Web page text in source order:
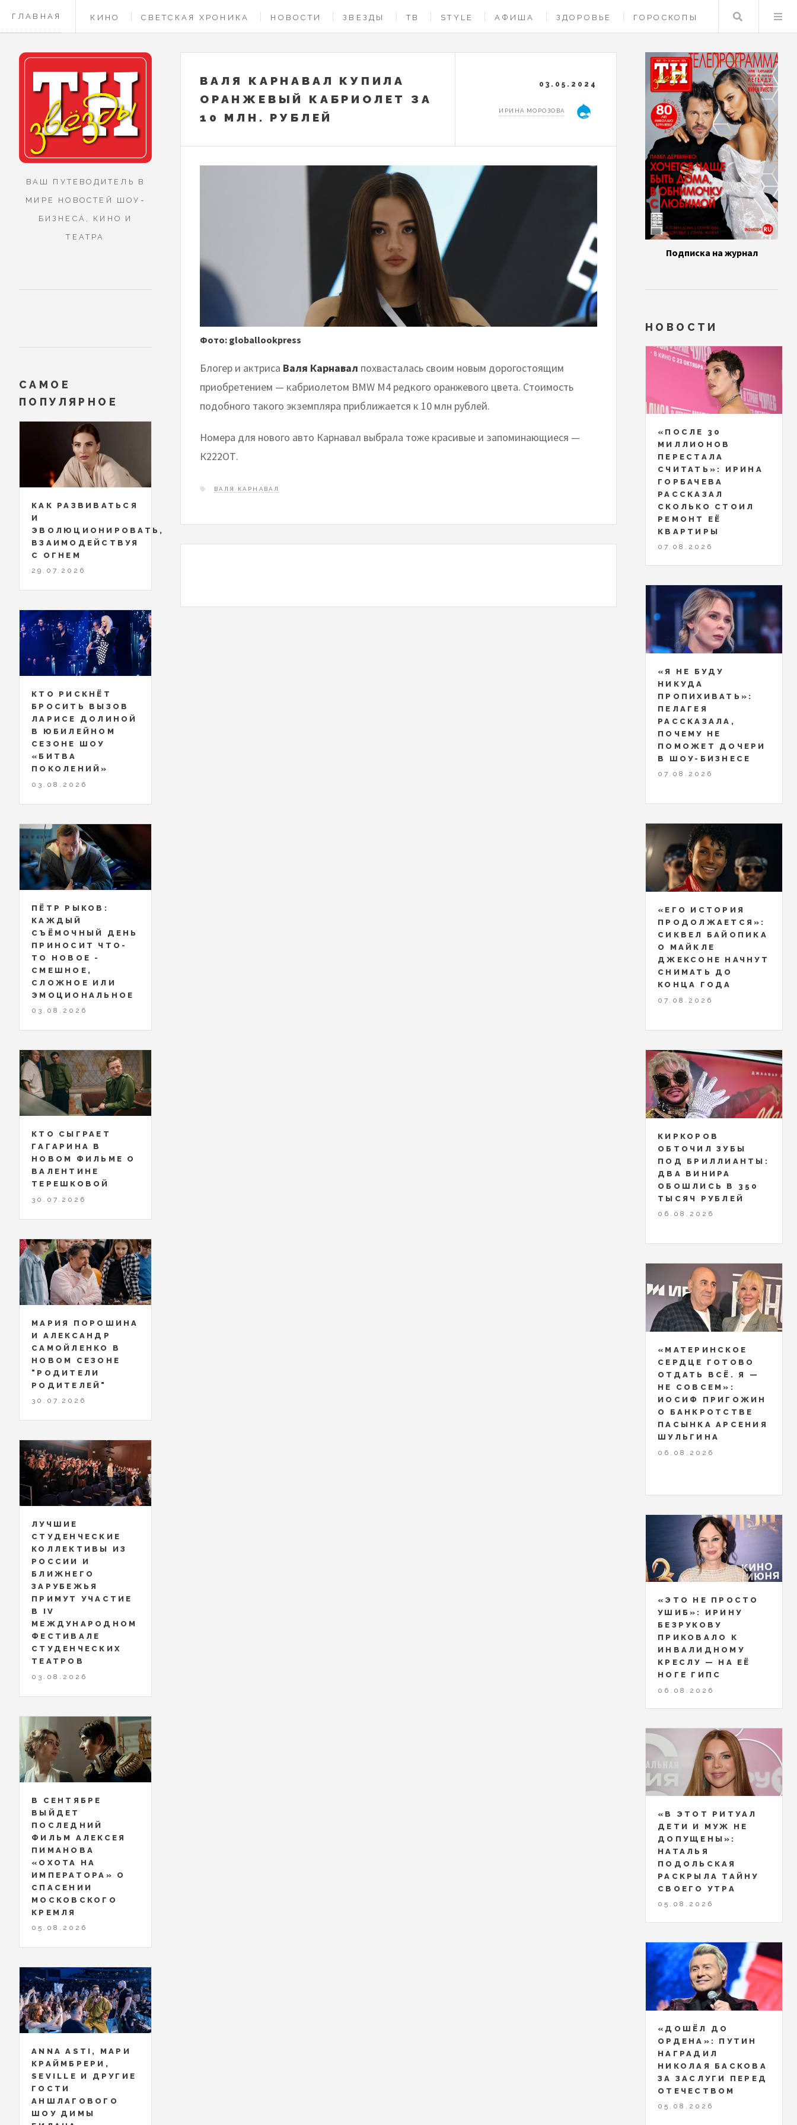
ГЛАВНАЯ КИНО СВЕТСКАЯ ХРОНИКА НОВОСТИ ЗВЕЗДЫ ТВ STYLE АФИША ЗДОРОВЬЕ ГОРОСКОПЫ
КОНТАКТЫ
Поиск
ВАЛЯ КАРНАВАЛ КУПИЛА
ОРАНЖЕВЫЙ КАБРИОЛЕТ ЗА
10 МЛН. РУБЛЕЙ
03.05.2024
ИРИНА МОРОЗОВА
Фото: globallookpress
Блогер и актриса Валя Карнавал похвасталась своим новым дорогостоящим
приобретением — кабриолетом BMW M4 редкого оранжевого цвета. Стоимость
подобного такого экземпляра приближается к 10 млн рублей.
Номера для нового авто Карнавал выбрала тоже красивые и запоминающиеся —
К222ОТ.
ВАЛЯ КАРНАВАЛ
ВАШ ПУТЕВОДИТЕЛЬ В
МИРЕ НОВОСТЕЙ ШОУ-
БИЗНЕСА, КИНО И
ТЕАТРА
САМОЕ
ПОПУЛЯРНОЕ
КАК РАЗВИВАТЬСЯ
И
ЭВОЛЮЦИОНИРОВАТЬ,
ВЗАИМОДЕЙСТВУЯ
С ОГНЕМ
29.07.2026
КТО РИСКНЁТ
БРОСИТЬ ВЫЗОВ
ЛАРИСЕ ДОЛИНОЙ
В ЮБИЛЕЙНОМ
СЕЗОНЕ ШОУ
«БИТВА
ПОКОЛЕНИЙ»
03.08.2026
ПЁТР РЫКОВ:
КАЖДЫЙ
СЪЁМОЧНЫЙ ДЕНЬ
ПРИНОСИТ ЧТО-
ТО НОВОЕ -
СМЕШНОЕ,
СЛОЖНОЕ ИЛИ
ЭМОЦИОНАЛЬНОЕ
03.08.2026
КТО СЫГРАЕТ
ГАГАРИНА В
НОВОМ ФИЛЬМЕ О
ВАЛЕНТИНЕ
ТЕРЕШКОВОЙ
30.07.2026
МАРИЯ ПОРОШИНА
И АЛЕКСАНДР
САМОЙЛЕНКО В
НОВОМ СЕЗОНЕ
"РОДИТЕЛИ
РОДИТЕЛЕЙ"
30.07.2026
ЛУЧШИЕ
СТУДЕНЧЕСКИЕ
КОЛЛЕКТИВЫ ИЗ
РОССИИ И
БЛИЖНЕГО
ЗАРУБЕЖЬЯ
ПРИМУТ УЧАСТИЕ
В IV
МЕЖДУНАРОДНОМ
ФЕСТИВАЛЕ
СТУДЕНЧЕСКИХ
ТЕАТРОВ
03.08.2026
В СЕНТЯБРЕ
ВЫЙДЕТ
ПОСЛЕДНИЙ
ФИЛЬМ АЛЕКСЕЯ
ПИМАНОВА
«ОХОТА НА
ИМПЕРАТОРА» О
СПАСЕНИИ
МОСКОВСКОГО
КРЕМЛЯ
05.08.2026
ANNA ASTI, МАРИ
КРАЙМБРЕРИ,
SEVILLE И ДРУГИЕ
ГОСТИ
АНШЛАГОВОГО
ШОУ ДИМЫ
Подписка на журнал
НОВОСТИ
«ПОСЛЕ 30
МИЛЛИОНОВ
ПЕРЕСТАЛА
СЧИТАТЬ»: ИРИНА
ГОРБАЧЕВА
РАССКАЗАЛ
СКОЛЬКО СТОИЛ
РЕМОНТ ЕЁ
КВАРТИРЫ
07.08.2026
«Я НЕ БУДУ
НИКУДА
ПРОПИХИВАТЬ»:
ПЕЛАГЕЯ
РАССКАЗАЛА,
ПОЧЕМУ НЕ
ПОМОЖЕТ ДОЧЕРИ
В ШОУ-БИЗНЕСЕ
07.08.2026
«ЕГО ИСТОРИЯ
ПРОДОЛЖАЕТСЯ»:
СИКВЕЛ БАЙОПИКА
О МАЙКЛЕ
ДЖЕКСОНЕ НАЧНУТ
СНИМАТЬ ДО
КОНЦА ГОДА
07.08.2026
КИРКОРОВ
ОБТОЧИЛ ЗУБЫ
ПОД БРИЛЛИАНТЫ:
ДВА ВИНИРА
ОБОШЛИСЬ В 350
ТЫСЯЧ РУБЛЕЙ
06.08.2026
«МАТЕРИНСКОЕ
СЕРДЦЕ ГОТОВО
ОТДАТЬ ВСЁ. Я —
НЕ СОВСЕМ»:
ИОСИФ ПРИГОЖИН
О БАНКРОТСТВЕ
ПАСЫНКА АРСЕНИЯ
ШУЛЬГИНА
06.08.2026
«ЭТО НЕ ПРОСТО
УШИБ»: ИРИНУ
БЕЗРУКОВУ
ПРИКОВАЛО К
ИНВАЛИДНОМУ
КРЕСЛУ — НА ЕЁ
НОГЕ ГИПС
06.08.2026
«В ЭТОТ РИТУАЛ
ДЕТИ И МУЖ НЕ
ДОПУЩЕНЫ»:
НАТАЛЬЯ
ПОДОЛЬСКАЯ
РАСКРЫЛА ТАЙНУ
СВОЕГО УТРА
05.08.2026
«ДОШЁЛ ДО
ОРДЕНА»: ПУТИН
НАГРАДИЛ
НИКОЛАЯ БАСКОВА
ЗА ЗАСЛУГИ ПЕРЕД
ОТЕЧЕСТВОМ
05.08.2026